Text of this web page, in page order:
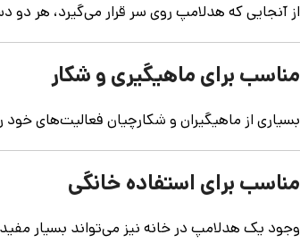
از آنجایی که هدلامپ روی سر قرار می‌گیرد، هر
مناسب برای ماهیگیری و شکار
بسیاری از ماهیگیران و شکارچیان فعالیت‌های
مناسب برای استفاده خانگی
وجود یک هدلامپ در خانه نیز می‌تواند بسیار